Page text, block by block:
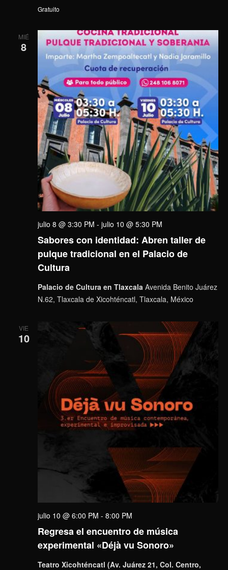
Gratuito
MIÉ
8
Sabores con identidad: Abren taller de
pulque tradicional en el Palacio de
Cultura
julio 8 @ 3:30 PM - julio 10 @ 5:30 PM
Palacio de Cultura en Tlaxcala Avenida Benito Juárez
N.62, Tlaxcala de Xicohténcatl, Tlaxcala, México
VIE
10
Regresa el encuentro de música
experimental «Déjà vu Sonoro»
julio 10 @ 6:00 PM - 8:00 PM
Teatro Xicohténcatl (Av. Juárez 21, Col. Centro,